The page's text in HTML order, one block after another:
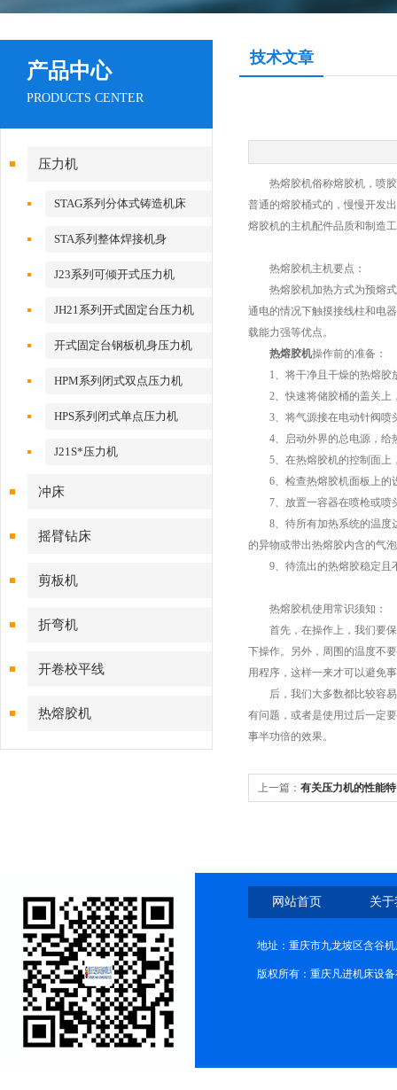
产品中心
PRODUCTS CENTER
压力机
STAG系列分体式铸造机床
STA系列整体焊接机身
J23系列可倾开式压力机
JH21系列开式固定台压力机
开式固定台钢板机身压力机
HPM系列闭式双点压力机
HPS系列闭式单点压力机
J21S*压力机
冲床
摇臂钻床
剪板机
折弯机
开卷校平线
热熔胶机
技术文章
热熔胶机俗称熔胶机，喷胶
普通的熔胶桶式的，慢慢开发
熔胶机的主机配件品质和制造
热熔胶机主机要点：
热熔胶机加热方式为预熔式
通电的情况下触摸接线柱和电
载能力强等优点。
热熔胶机操作前的准备：
1、将干净且干燥的热熔胶
2、快速将储胶桶的盖关上
3、将气源接在电动针阀喷
4、启动外界的总电源，给
5、在热熔胶机的控制面上
6、检查热熔胶机面板上的
7、放置一容器在喷枪或喷
8、待所有加热系统的温度达
的异物或带出热熔胶内含的气
9、待流出的热熔胶稳定且不
热熔胶机使用常识须知：
首先，在操作上，我们要保
下操作。另外，周围的温度不
用程序，这样一来才可以避免
后，我们大多数都比较容易
有问题，或者是使用过后一定
事半功倍的效果。
上一篇： 有关压力机的性能
网站首页 关
地址：重庆市九龙坡区含谷
版权所有：重庆凡进机床设